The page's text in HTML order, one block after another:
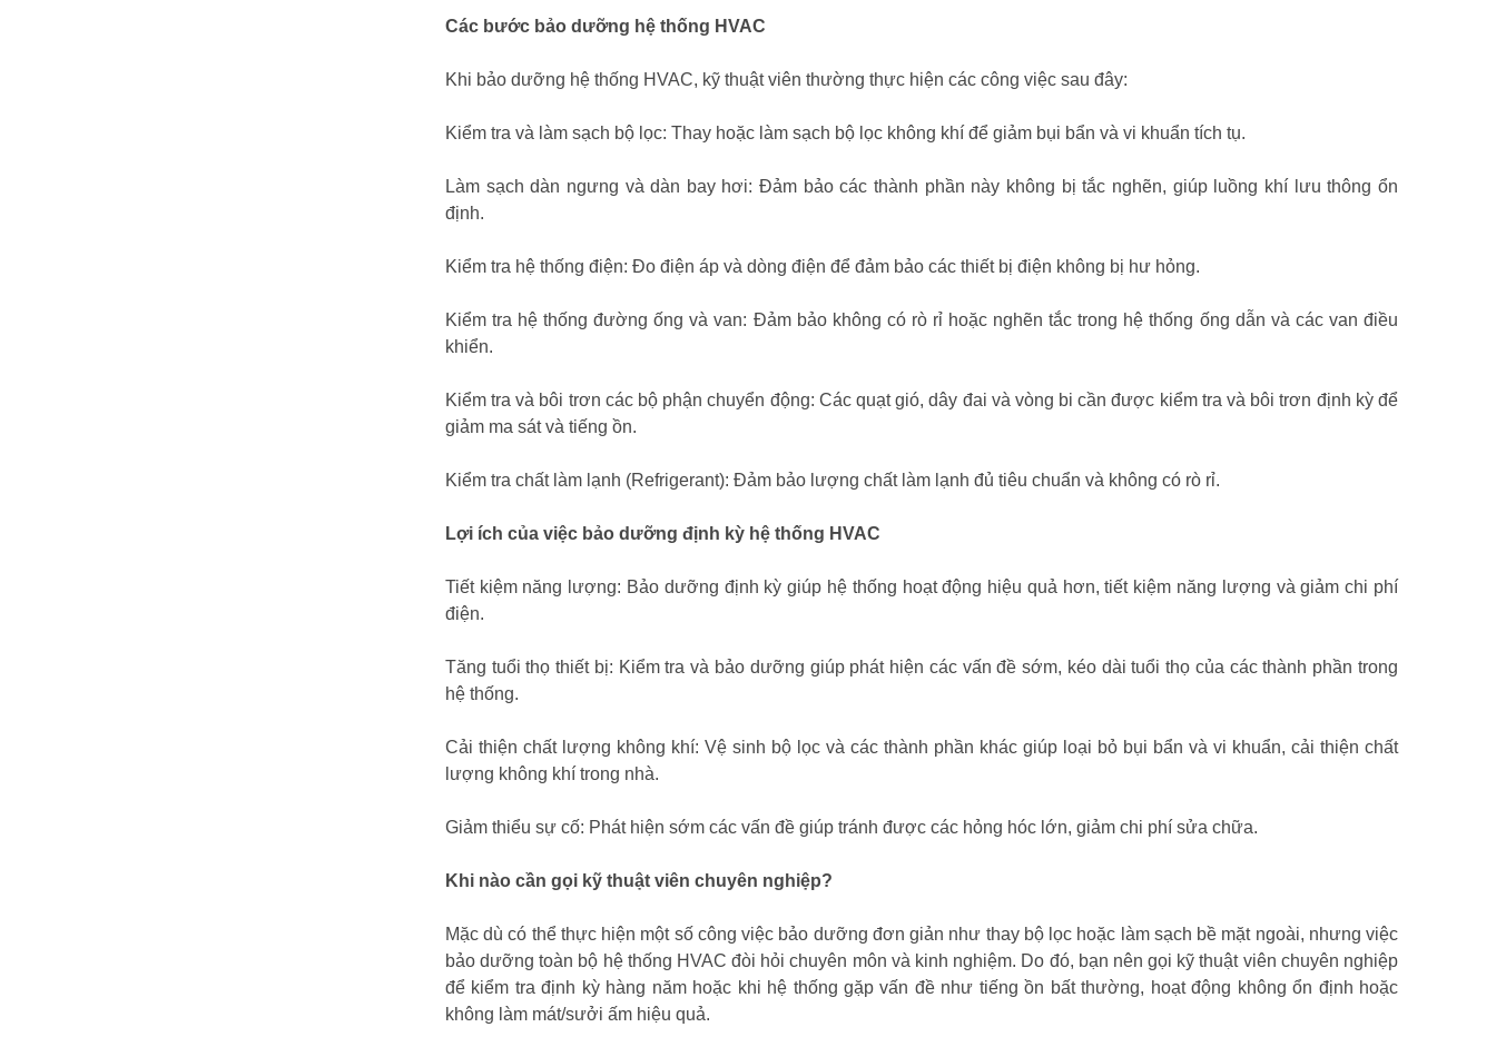
Các bước bảo dưỡng hệ thống HVAC
Khi bảo dưỡng hệ thống HVAC, kỹ thuật viên thường thực hiện các công việc sau đây:
Kiểm tra và làm sạch bộ lọc: Thay hoặc làm sạch bộ lọc không khí để giảm bụi bẩn và vi khuẩn tích tụ.
Làm sạch dàn ngưng và dàn bay hơi: Đảm bảo các thành phần này không bị tắc nghẽn, giúp luồng khí lưu thông ổn
định.
Kiểm tra hệ thống điện: Đo điện áp và dòng điện để đảm bảo các thiết bị điện không bị hư hỏng.
Kiểm tra hệ thống đường ống và van: Đảm bảo không có rò rỉ hoặc nghẽn tắc trong hệ thống ống dẫn và các van điều
khiển.
Kiểm tra và bôi trơn các bộ phận chuyển động: Các quạt gió, dây đai và vòng bi cần được kiểm tra và bôi trơn định kỳ để
giảm ma sát và tiếng ồn.
Kiểm tra chất làm lạnh (Refrigerant): Đảm bảo lượng chất làm lạnh đủ tiêu chuẩn và không có rò rỉ.
Lợi ích của việc bảo dưỡng định kỳ hệ thống HVAC
Tiết kiệm năng lượng: Bảo dưỡng định kỳ giúp hệ thống hoạt động hiệu quả hơn, tiết kiệm năng lượng và giảm chi phí
điện.
Tăng tuổi thọ thiết bị: Kiểm tra và bảo dưỡng giúp phát hiện các vấn đề sớm, kéo dài tuổi thọ của các thành phần trong
hệ thống.
Cải thiện chất lượng không khí: Vệ sinh bộ lọc và các thành phần khác giúp loại bỏ bụi bẩn và vi khuẩn, cải thiện chất
lượng không khí trong nhà.
Giảm thiểu sự cố: Phát hiện sớm các vấn đề giúp tránh được các hỏng hóc lớn, giảm chi phí sửa chữa.
Khi nào cần gọi kỹ thuật viên chuyên nghiệp?
Mặc dù có thể thực hiện một số công việc bảo dưỡng đơn giản như thay bộ lọc hoặc làm sạch bề mặt ngoài, nhưng việc
bảo dưỡng toàn bộ hệ thống HVAC đòi hỏi chuyên môn và kinh nghiệm. Do đó, bạn nên gọi kỹ thuật viên chuyên nghiệp
để kiểm tra định kỳ hàng năm hoặc khi hệ thống gặp vấn đề như tiếng ồn bất thường, hoạt động không ổn định hoặc
không làm mát/sưởi ấm hiệu quả.